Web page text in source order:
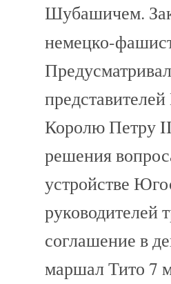
Шубашичем.
немецко-
Королю Петру II
решения
устройстве
руководителей
соглашение в
маршал Тито 7